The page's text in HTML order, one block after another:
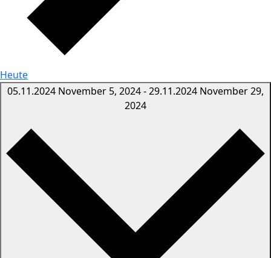
Heute
05.11.2024 November 5, 2024-29.11.2024 November 29,
2024